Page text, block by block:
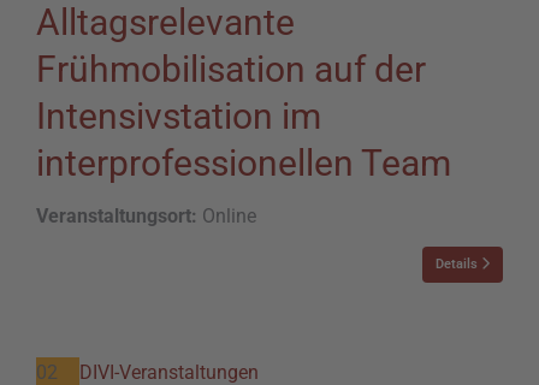
Alltagsrelevante
Frühmobilisation auf der
Intensivstation im
interprofessionellen Team
Veranstaltungsort: Online
Details
02
DIVI-Veranstaltungen